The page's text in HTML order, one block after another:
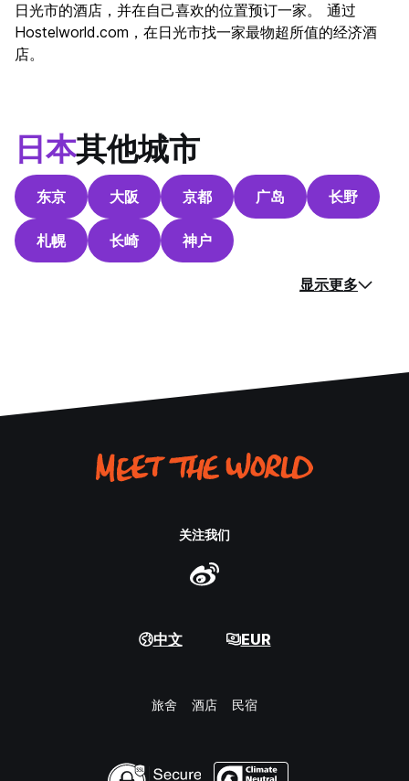
夜生活
物有所值
8.4
日光市的酒店，并在自己喜欢的位置预订一家。 通过
Hostelworld.com，在日光市找一家最物超所值的经济酒
店。
日本其他城市
东京 大阪 京都 广岛 长野
札幌 长崎 神户
显示更多
关注我们
中文 EUR
旅舍 酒店 民宿